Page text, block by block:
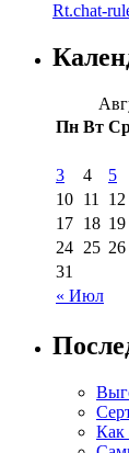
Rt.chat-
Пн Вт
« Июл
3
4 5
10 11 12
17 18 19
24 25 26
31
Как